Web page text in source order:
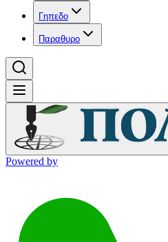
Γηπεδο
Παραθυρο
Powered by